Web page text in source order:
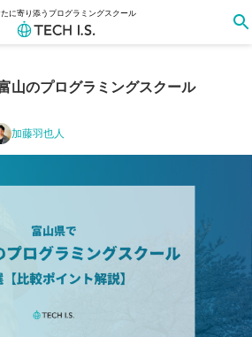
たに寄り添うプログラミングスクール
山のプログラミングスクール
加藤羽也人